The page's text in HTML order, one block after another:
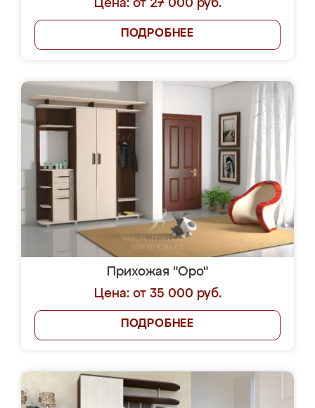
Цена: от 27 000 руб.
ПОДРОБНЕЕ
Прихожая "Оро"
Цена: от 35 000 руб.
ПОДРОБНЕЕ